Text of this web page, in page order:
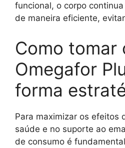
funcional, o corpo
de maneira eficiente,
Como tomar
Omegafor
forma
Para maximizar os efeitos
saúde e no suporte ao
de consumo é